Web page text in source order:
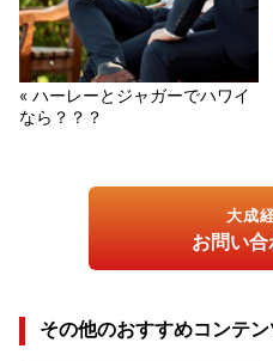
« ハーレーとジャガーでハワイ
なら？？？
大成
お問い
その他のおすすめコンテン